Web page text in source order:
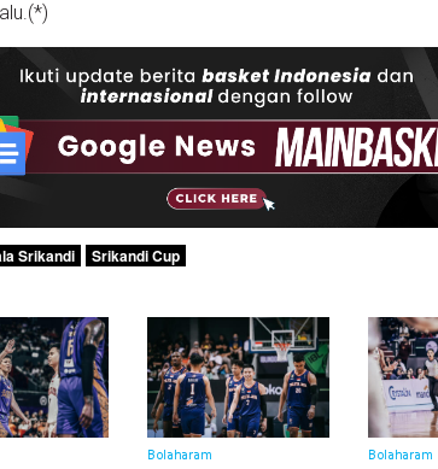
Srikandi Srikandi Cup
Bolaharam Bolaharam